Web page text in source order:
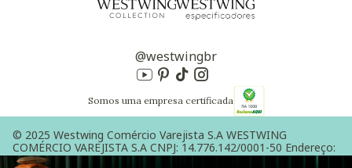
@westwingbr
Somos uma empresa certificada
© 2025 Westwing Comércio Varejista S.A WESTWING
COMÉRCIO VAREJISTA S.A CNPJ: 14.776.142/0001-50 Endereço:
Av. Queiroz Filho, 1700 - Torre A 5° andar - Vila Hamburguesa -